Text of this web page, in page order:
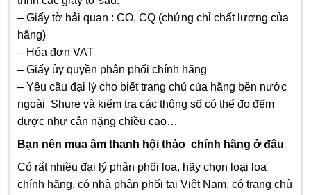
– Giấy tờ hải quan : CO, CQ (chứng chỉ chất lượng của
hãng)
– Hóa đơn VAT
– Giấy ủy quyền phân phối chính hãng
– Yêu cầu đại lý cho biết trang chủ của hãng bên nước
ngoài Shure và kiểm tra các thông số có thể đo đếm
được như cân nặng chiều cao…
Bạn nên mua âm thanh hội thảo chính hãng ở đâu
Có rất nhiều đại lý phân phối loa, hãy chọn loại loa
chính hãng, có nhà phân phối tại Việt Nam, có trang chủ